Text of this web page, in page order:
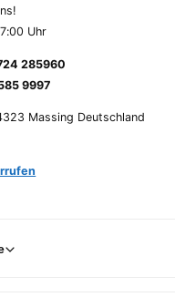
Uhr
285960
9997
Massing Deutschland